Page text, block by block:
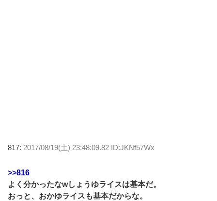
817: 2017/08/19(土) 23:48:09.82 ID:JKNf57Wx
>>816
よく分かったなwしょうゆライスは基本だ。
おっと、おかゆライスも基本だからな。